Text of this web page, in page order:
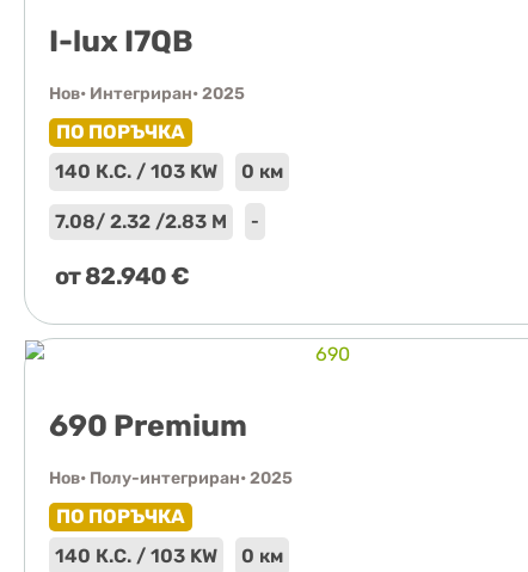
I-lux I7QB
Нов• Интегриран• 2025
ПО ПОРЪЧКА
140 К.С. / 103 KW
0 км
7.08/ 2.32 /2.83 М -
от82.940€
690 Premium
Нов• Полу-интегриран• 2025
ПО ПОРЪЧКА
140 К.С. / 103 KW
0 км